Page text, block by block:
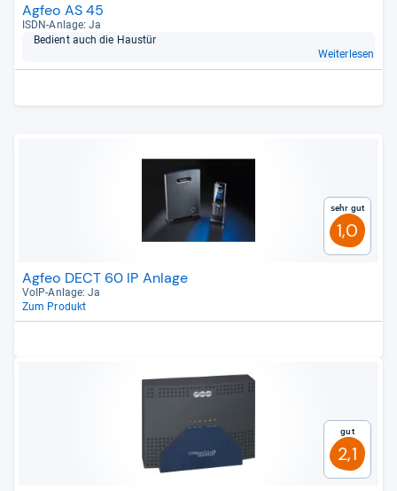
Agfeo AS 45
ISDN-​Anlage: Ja
Bedient auch die Haus­tür
Weiterlesen
Sehr gut
1,0
Agfeo DECT 60 IP Anlage
VoIP-​Anlage: Ja
Zum Produkt
Gut
2,1